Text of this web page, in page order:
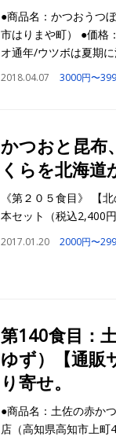
●商品名：かつおうつ
市はりまや町） ●価格
オ通年/ウツボは夏期
2018.04.07 3000円〜
かつおと昆布
くらを北海道
《第２０５食目》 【
本セット（税込2,400円
2017.01.20 2000円〜
第140食目：
ゆず）【通販
り寄せ。
●商品名：土佐の赤か
店（高知県高知市上